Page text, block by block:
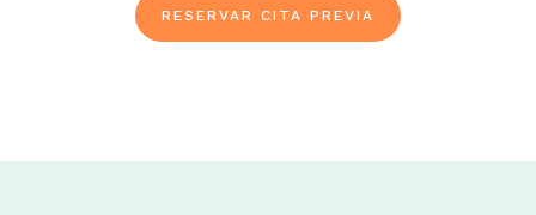
RESERVAR CITA PREVIA